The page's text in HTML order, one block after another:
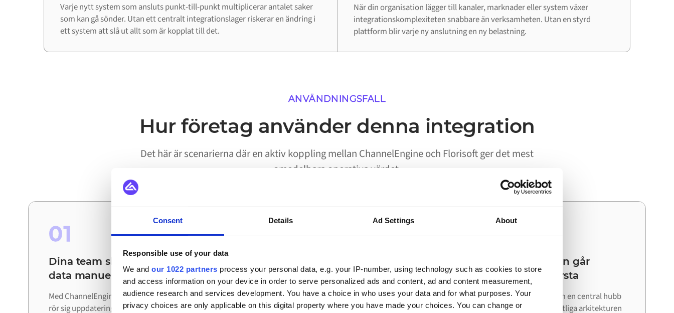
Consent Details Ad Settings About
Responsible use of your data
We and our 1022 partners process your personal data, e.g. your IP-number, using technology such as cookies to store
and access information on your device in order to serve personalized ads and content, ad and content measurement,
audience research and services development. You have a choice in who uses your data and for what purposes. Your
privacy choices are only applicable on this digital property where you have made your choices. You can change or
Varje nytt system som ansluts punkt-till-punkt multiplicerar antalet saker
som kan gå sönder. Utan ett centralt integrationslager riskerar en ändring i
ett system att slå ut allt som är kopplat till det.
När din organisation lägger till kanaler, marknader eller system växer
integrationskomplexiteten snabbare än verksamheten. Utan en styrd
plattform blir varje ny anslutning en ny belastning.
ANVÄNDNINGSFALL
Hur företag använder denna integration
Det här är scenarierna där en aktiv koppling mellan ChannelEngine och Florisoft ger det mest
omedelbara operativa värdet.
01
Dina team slipper stämma av
data manuellt
Med ChannelEngine och Florisoft ihopkopplade
rör sig uppdateringar automatiskt mellan
02
start
Arbetsflöden som tidigare krävde att en person
flyttade data mellan ChannelEngine och
03
Din nästa integration går
snabbare än den första
Eftersom Alumio fungerar som en central hubb
kan du återanvända den befintliga arkitekturen